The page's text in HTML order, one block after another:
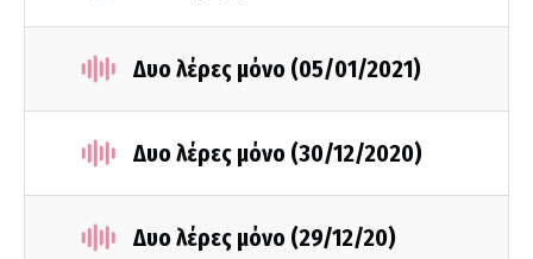
Δυο λέρες μόνο (05/01/2021)
Δυο λέρες μόνο (30/12/2020)
Δυο λέρες μόνο (29/12/20)